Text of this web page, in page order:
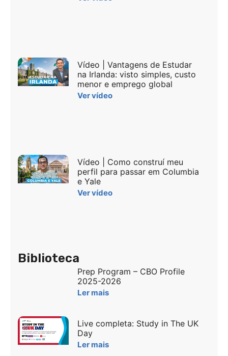
Vídeo | Vantagens de Estudar
na Irlanda: visto simples, custo
menor e emprego global
Ver vídeo
Vídeo | Como construí meu
perfil para passar em Columbia
e Yale
Ver vídeo
Biblioteca
Prep Program – CBO Profile
2025-2026
Ler mais
Live completa: Study in The UK
Day
Ler mais